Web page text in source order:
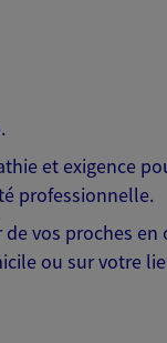
et exigence
professionnelle.
vos proches en
ou sur votre